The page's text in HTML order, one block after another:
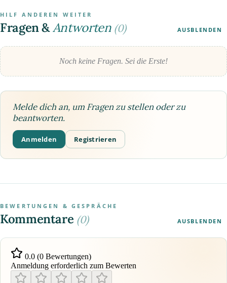
HILF ANDEREN WEITER
Fragen &Antworten (0) AUSBLENDEN
Noch keine Fragen. Sei die Erste!
Melde dich an, um Fragen zu stellen oder zu
beantworten.
Anmelden Registrieren
BEWERTUNGEN & GESPRÄCHE
Kommentare (0) AUSBLENDEN
0.0 (0 Bewertungen)
Anmeldung erforderlich zum Bewerten